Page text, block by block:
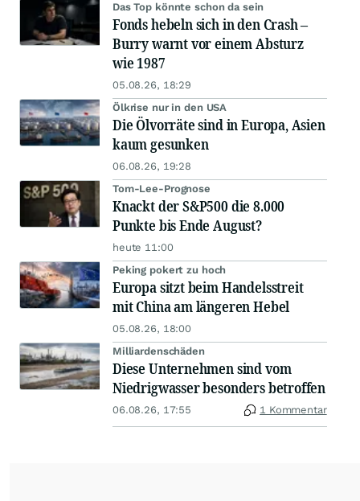
Das Top könnte schon da sein
Fonds hebeln sich in den Crash –
Burry warnt vor einem Absturz
wie 1987
05.08.26, 18:29
Ölkrise nur in den USA
Die Ölvorräte sind in Europa, Asien
kaum gesunken
06.08.26, 19:28
Tom-Lee-Prognose
Knackt der S&P500 die 8.000
Punkte bis Ende August?
heute 11:00
Peking pokert zu hoch
Europa sitzt beim Handelsstreit
mit China am längeren Hebel
05.08.26, 18:00
Milliardenschäden
Diese Unternehmen sind vom
Niedrigwasser besonders betroffen
06.08.26, 17:55 1 Kommentar